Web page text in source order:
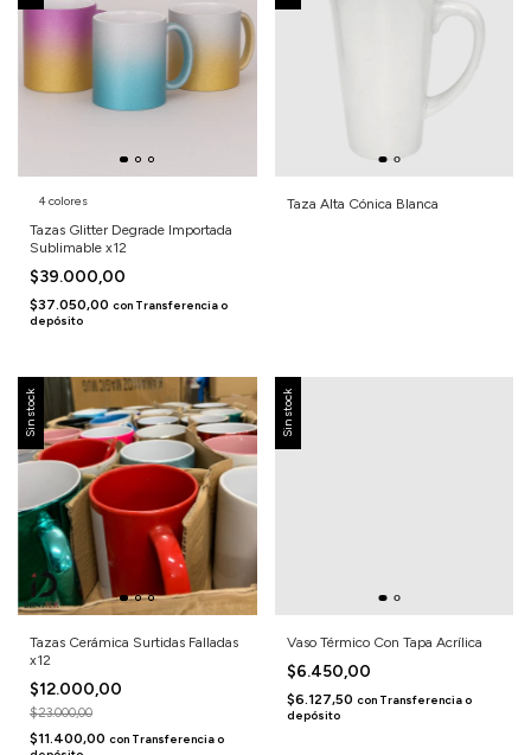
4 colores
Tazas Glitter Degrade Importada
Sublimable x12
$39.000,00
$37.050,00 con Transferencia o
depósito
Taza Alta Cónica Blanca
Sin stock
Tazas Cerámica Surtidas Falladas
x12
$12.000,00
$23.000,00
$11.400,00 con Transferencia o
Sin stock
Vaso Térmico Con Tapa Acrílica
$6.450,00
$6.127,50 con Transferencia o
depósito